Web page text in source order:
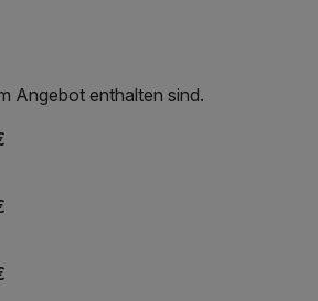
Angebot enthalten sind.